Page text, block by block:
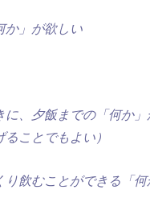
か」が欲しい
に、夕飯までの「何か
ことでもよい）
り飲むことができる「